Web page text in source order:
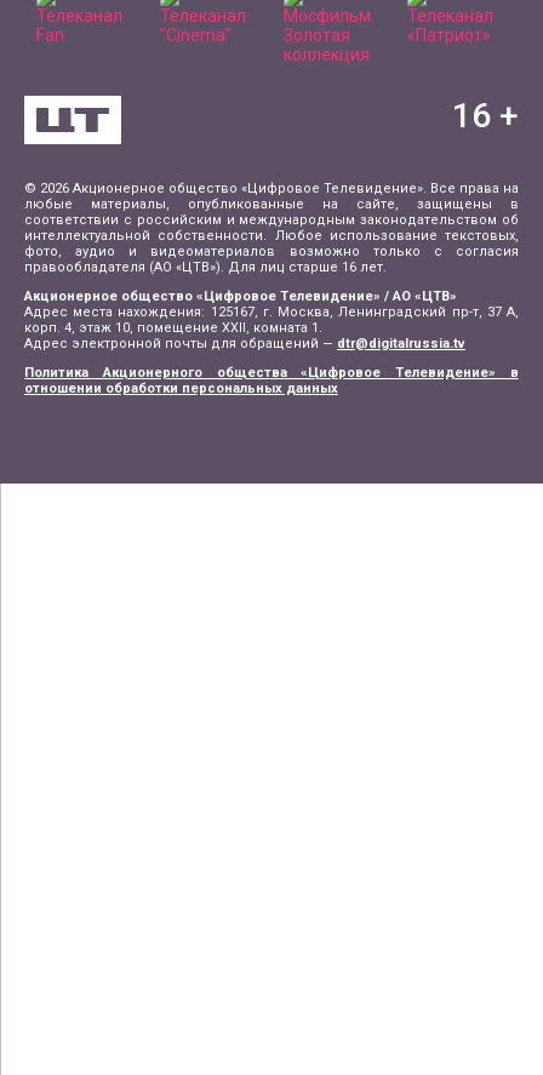
© 2026 Акционерное общество «Цифровое Телевидение». Все права на
любые материалы, опубликованные на сайте, защищены в
соответствии с российским и международным законодательством об
интеллектуальной собственности. Любое использование текстовых,
фото, аудио и видеоматериалов возможно только с согласия
правообладателя (АО «ЦТВ»). Для лиц старше 16 лет.
Акционерное общество «Цифровое Телевидение» / АО «ЦТВ»
Адрес места нахождения: 125167, г. Москва, Ленинградский пр-т, 37 А,
корп. 4, этаж 10, помещение XXII, комната 1.
Адрес электронной почты для обращений — dtr@digitalrussia.tv
Политика Акционерного общества «Цифровое Телевидение» в
отношении обработки персональных данных
16 +